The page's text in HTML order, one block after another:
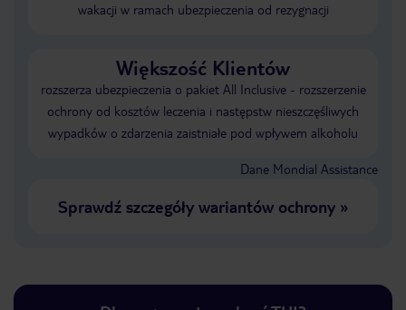
wakacji w ramach ubezpieczenia od rezygnacji
Większość Klientów
rozszerza ubezpieczenia o pakiet All Inclusive - rozszerzenie
ochrony od kosztów leczenia i następstw nieszczęśliwych
wypadków o zdarzenia zaistniałe pod wpływem alkoholu
Dane Mondial Assistance
Sprawdź szczegóły wariantów ochrony»